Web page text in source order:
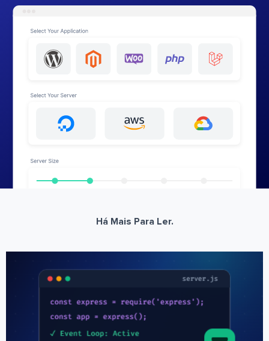
Há Mais Para Ler.